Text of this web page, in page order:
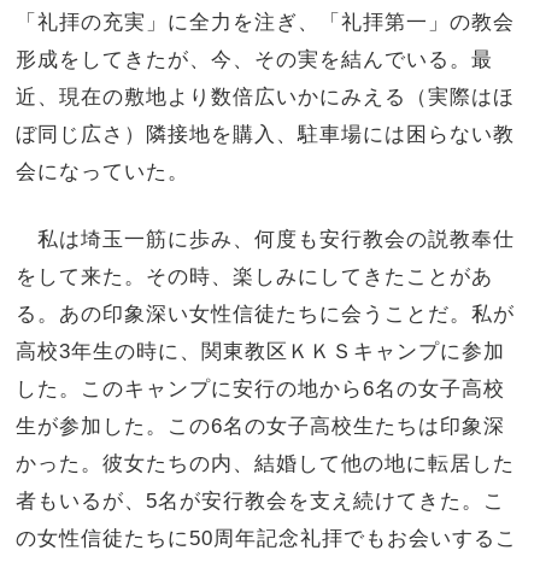
「礼拝の充実」に全力を注ぎ、「礼拝第一」の教会
形成をしてきたが、今、その実を結んでいる。最
近、現在の敷地より数倍広いかにみえる（実際はほ
ぼ同じ広さ）隣接地を購入、駐車場には困らない教
会になっていた。
私は埼玉一筋に歩み、何度も安行教会の説教奉仕
をして来た。その時、楽しみにしてきたことがあ
る。あの印象深い女性信徒たちに会うことだ。私が
高校3年生の時に、関東教区ＫＫＳキャンプに参加
した。このキャンプに安行の地から6名の女子高校
生が参加した。この6名の女子高校生たちは印象深
かった。彼女たちの内、結婚して他の地に転居した
者もいるが、5名が安行教会を支え続けてきた。こ
の女性信徒たちに50周年記念礼拝でもお会いするこ